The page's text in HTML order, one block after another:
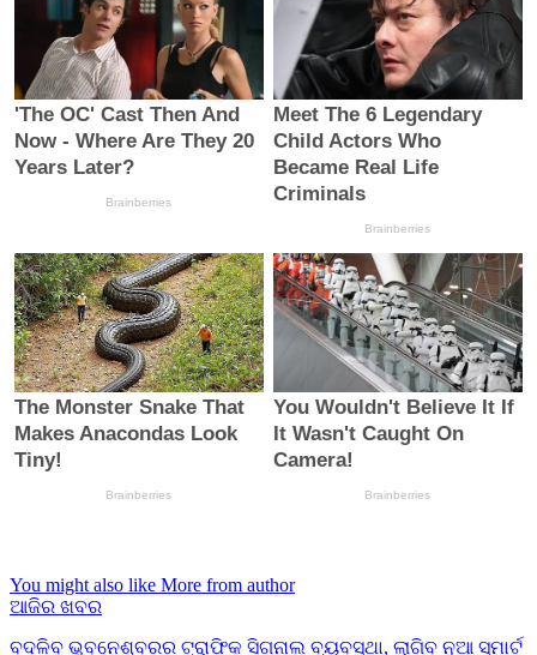
You might also like More from author
ଆଜିର ଖବର
ବଦଳିବ ଭୁବନେଶ୍ବରର ଟ୍ରାଫିକ ସିଗନାଲ ବ୍ୟବସ୍ଥା, ଲାଗିବ ନୂଆ ସ୍ମାର୍ଟ